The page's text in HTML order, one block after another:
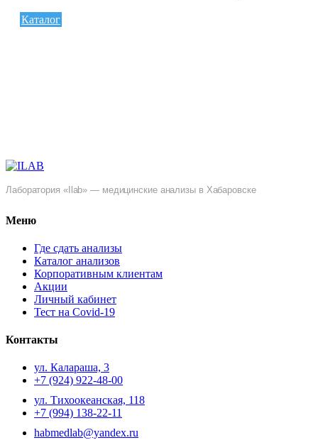
Каталог
Лаборатория «Ilab» — медицинские анализы в Хабаровске
Меню
Где сдать анализы
Каталог анализов
Корпоративным клиентам
Акции
Личный кабинет
Тест на Covid-19
Контакты
ул. ​Калараша, 3
+7 (924) 922-48-00
ул. ​Тихоокеанская, 118
+7 (994) 138-22-11
habmedlab@yandex.ru